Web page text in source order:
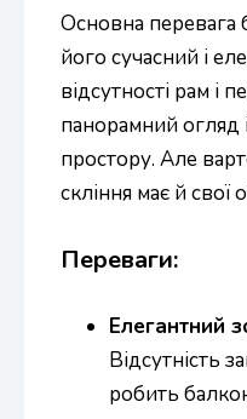
Основна перевага
його сучасний і
відсутності рам і
панорамний огляд
простору. Але
скління має й свої
Переваги:
Елегантний
Відсутність
робить